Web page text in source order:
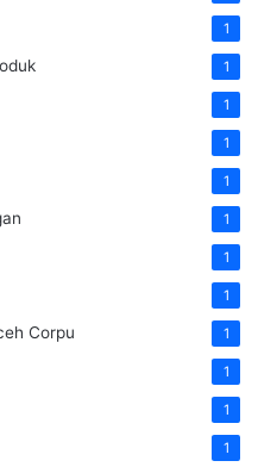
1
1
1
1
1
1
1
1
Corpu 1
1
1
1